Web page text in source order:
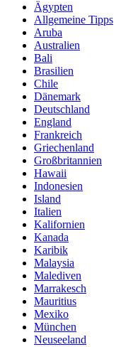
Ägypten
Allgemeine Tipps
Aruba
Australien
Bali
Brasilien
Chile
Dänemark
Deutschland
England
Frankreich
Griechenland
Großbritannien
Hawaii
Indonesien
Island
Italien
Kalifornien
Kanada
Karibik
Malaysia
Malediven
Marrakesch
Mauritius
Mexiko
München
Neuseeland